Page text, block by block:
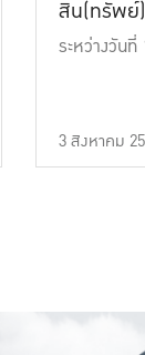
สิน(ทรัพย์
ระหว่างวัน
3 สิงหาคม